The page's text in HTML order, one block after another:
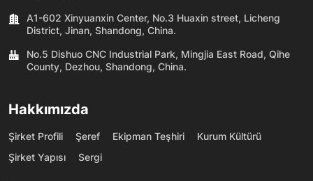
A1-602 Xinyuanxin Center, No.3 Huaxin street, Licheng
District, Jinan, Shandong, China.
No.5 Dishuo CNC Industrial Park, Mingjia East Road, Qihe
County, Dezhou, Shandong, China.
Hakkımızda
Şirket Profili Şeref Ekipman Teşhiri
Kurum Kültürü
Şirket Yapısı
Sergi